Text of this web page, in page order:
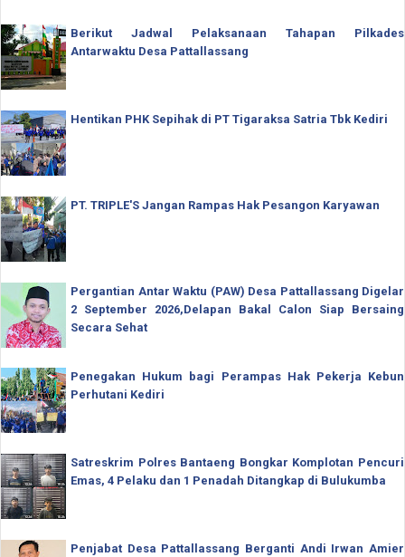
Berikut Jadwal Pelaksanaan Tahapan Pilkades
Antarwaktu Desa Pattallassang
Hentikan PHK Sepihak di PT Tigaraksa Satria Tbk Kediri
PT. TRIPLE'S Jangan Rampas Hak Pesangon Karyawan
Pergantian Antar Waktu (PAW) Desa Pattallassang Digelar
2 September 2026,Delapan Bakal Calon Siap Bersaing
Secara Sehat
Penegakan Hukum bagi Perampas Hak Pekerja Kebun
Perhutani Kediri
Satreskrim Polres Bantaeng Bongkar Komplotan Pencuri
Emas, 4 Pelaku dan 1 Penadah Ditangkap di Bulukumba
Penjabat Desa Pattallassang Berganti Andi Irwan Amier